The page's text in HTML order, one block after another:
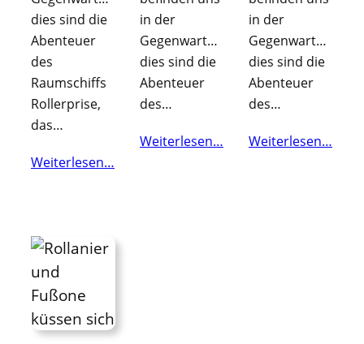
dies sind die
Abenteuer
des
Raumschiffs
Rollerprise,
das…
Weiterlesen…
in der
Gegenwart…
dies sind die
Abenteuer
des…
Weiterlesen…
in der
Gegenwart…
dies sind die
Abenteuer
des…
Weiterlesen…